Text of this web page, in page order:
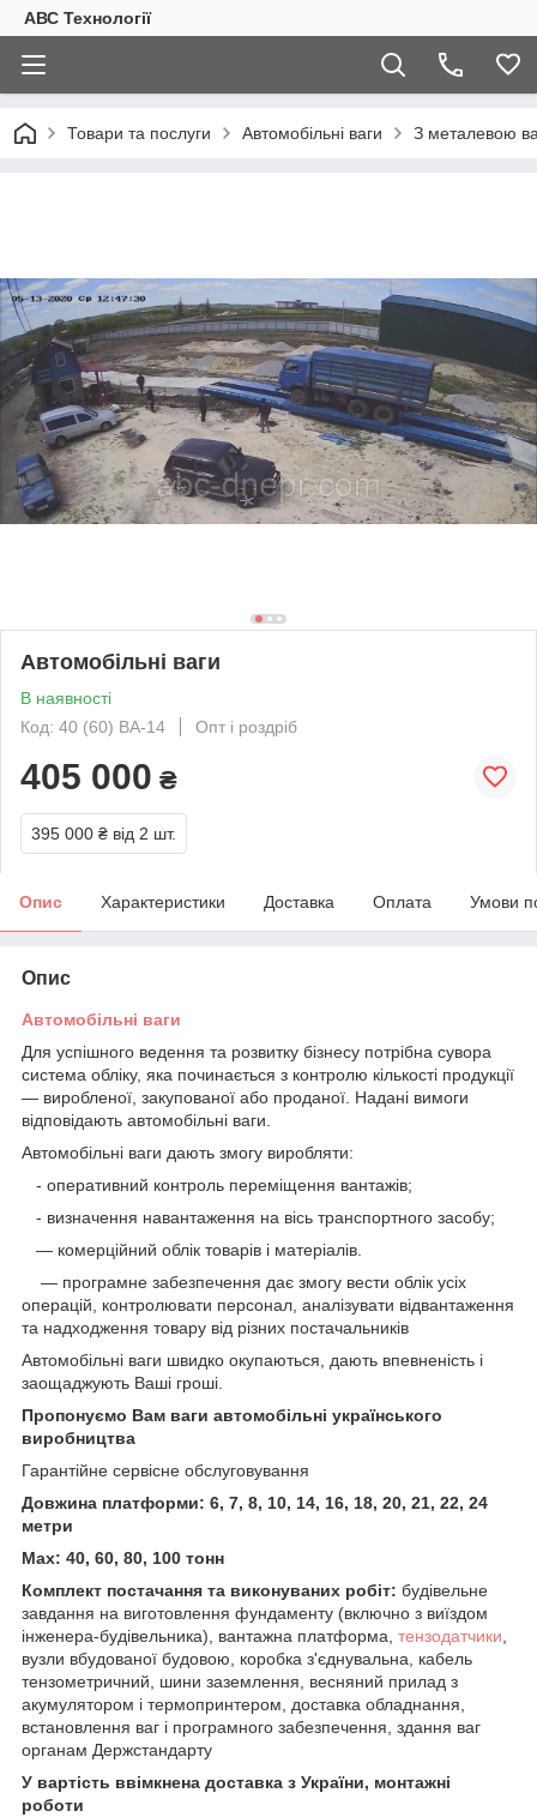
АВС Технології
Товари та послуги Автомобільні ваги З металевою
Автомобільні ваги
В наявності
Код: 40 (60) ВА-14
Опт і роздріб
405 000 ₴
395 000 ₴ від 2 шт.
Опис Характеристики Доставка Оплата Умови
Опис
Автомобільні ваги
Для успішного ведення та розвитку бізнесу потрібна сувора
система обліку, яка починається з контролю кількості продукції
— виробленої, закупованої або проданої. Надані вимоги
відповідають автомобільні ваги.
Автомобільні ваги дають змогу виробляти:
- оперативний контроль переміщення вантажів;
- визначення навантаження на вісь транспортного засобу;
— комерційний облік товарів і матеріалів.
— програмне забезпечення дає змогу вести облік усіх
операцій, контролювати персонал, аналізувати відвантаження
та надходження товару від різних постачальників
Автомобільні ваги швидко окупаються, дають впевненість і
заощаджують Ваші гроші.
Пропонуємо Вам ваги автомобільні українського
виробництва
Гарантійне сервісне обслуговування
Довжина платформи: 6, 7, 8, 10, 14, 16, 18, 20, 21, 22, 24
метри
Max: 40, 60, 80, 100 тонн
Комплект постачання та виконуваних робіт: будівельне
завдання на виготовлення фундаменту (включно з виїздом
інженера-будівельника), вантажна платформа, тензодатчики
вузли вбудованої будовою, коробка з'єднувальна, кабель
тензометричний, шини заземлення, весняний прилад з
акумулятором і термопринтером, доставка обладнання,
встановлення ваг і програмного забезпечення, здання ваг
органам Держстандарту
У вартість ввімкнена доставка з України, монтажні
роботи